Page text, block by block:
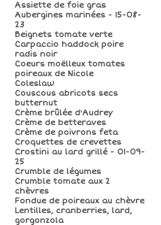
Assiette de foie gras
Aubergines marinées - 15-08-
23
Beignets tomate verte
Carpaccio haddock poire
radis noir
Coeurs moëlleux tomates
poireaux de Nicole
Coleslaw
Couscous abricots secs
butternut
Crème brûlée d'Audrey
Crème de betteraves
Crème de poivrons feta
Croquettes de crevettes
Crostini au lard grillé - 01-09-
25
Crumble de légumes
Crumble tomate aux 2
chèvres
Fondue de poireaux au chèvre
Lentilles, cranberries, lard,
gorgonzola